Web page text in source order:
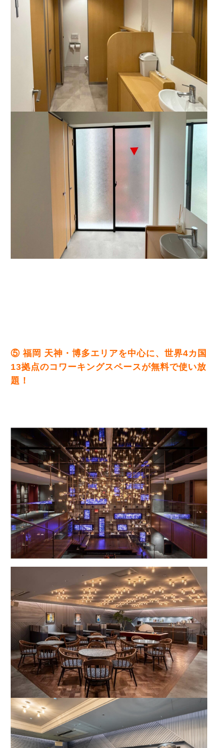
⑤ 福岡 天神・博多エリアを中心に、世界4カ国
13拠点のコワーキングスペースが無料で使い放
題！